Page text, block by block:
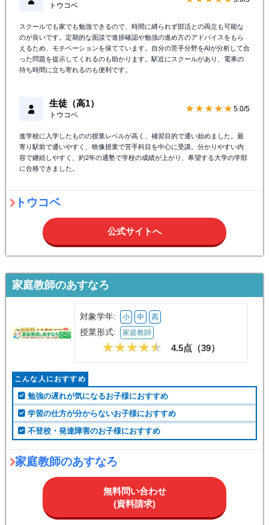
トウコベ
スクールでも家でも勉強できるので、時間に縛られず部活との両立も可能な
のが良いです。定期的な面談で進捗確認や勉強の進め方のアドバイスをもら
えるため、モチベーションを保てています。自分の苦手分野をAIが分析して合
った問題を提示してくれるのも助かります。駅近にスクールがあり、電車の
待ち時間に立ち寄れるのも便利です。
生徒（高1）
トウコベ
★★★★★ 5.0/5
進学校に入学したものの授業レベルが高く、補習目的で通い始めました。最
寄り駅前で通いやすく、映像授業で苦手科目を中心に受講。分かりやすい内
容で継続しやすく、約2年の通塾で学校の成績が上がり、希望する大学の学部
に合格できました。
トウコベ
公式サイトへ
家庭教師のあすなろ
対象学年: 小 中 高
授業形式: 家庭教師
4.5点（39）
こんな人におすすめ
勉強の遅れが気になるお子様におすすめ
学習の仕方が分からないお子様におすすめ
不登校・発達障害のお子様におすすめ
家庭教師のあすなろ
無料問い合わせ
(資料請求)